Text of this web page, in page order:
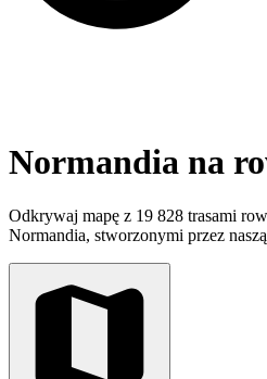
Normandia na
Odkrywaj mapę z 19 828 trasami
Normandia, stworzonymi przez naszą